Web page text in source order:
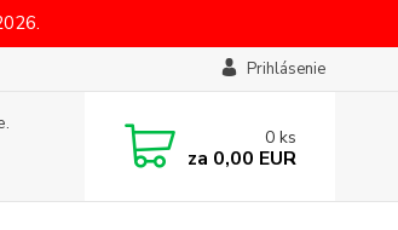
Prihlásenie
0 ks
za 0,00 EUR